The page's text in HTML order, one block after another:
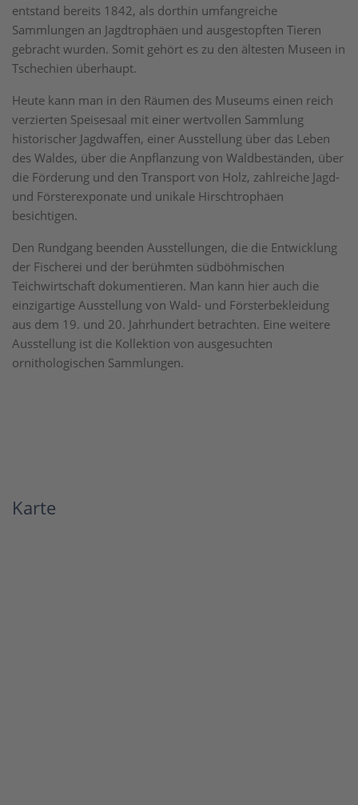
entstand bereits 1842, als dorthin umfangreiche
Sammlungen an Jagdtrophäen und ausgestopften Tieren
gebracht wurden. Somit gehört es zu den ältesten Museen in
Tschechien überhaupt.
Heute kann man in den Räumen des Museums einen reich
verzierten Speisesaal mit einer wertvollen Sammlung
historischer Jagdwaffen, einer Ausstellung über das Leben
des Waldes, über die Anpflanzung von Waldbeständen, über
die Förderung und den Transport von Holz, zahlreiche Jagd-
und Försterexponate und unikale Hirschtrophäen
besichtigen.
Den Rundgang beenden Ausstellungen, die die Entwicklung
der Fischerei und der berühmten südböhmischen
Teichwirtschaft dokumentieren. Man kann hier auch die
einzigartige Ausstellung von Wald- und Försterbekleidung
aus dem 19. und 20. Jahrhundert betrachten. Eine weitere
Ausstellung ist die Kollektion von ausgesuchten
ornithologischen Sammlungen.
Karte